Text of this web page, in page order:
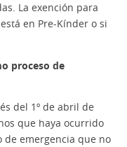
La exención para
en Pre-Kínder o si
proceso de
del 1º de abril de
que haya ocurrido
de emergencia que no